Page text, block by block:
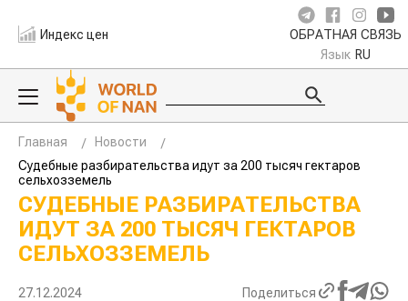
Индекс цен ОБРАТНАЯ СВЯЗЬ
Язык RU
Главная
Новости
Судебные разбирательства идут за 200 тысяч гектаров
сельхозземель
СУДЕБНЫЕ РАЗБИРАТЕЛЬСТВА
ИДУТ ЗА 200 ТЫСЯЧ ГЕКТАРОВ
СЕЛЬХОЗЗЕМЕЛЬ
27.12.2024 Поделиться